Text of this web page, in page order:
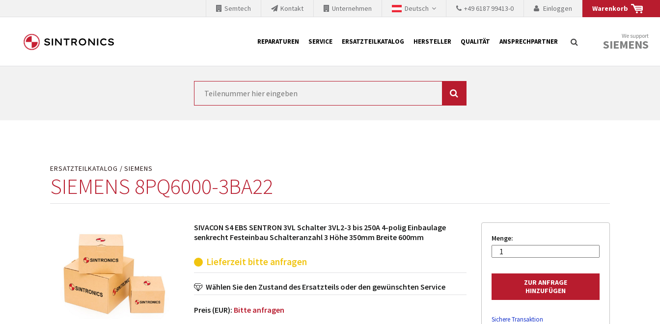
Warenkorb
Einloggen
+49 6187 99413-0
Deutsch
Unternehmen
Kontakt
Semtech
REPARATUREN SERVICE ERSATZTEILKATALOG HERSTELLER QUALITÄT ANSPRECHPARTNER
We support
SIEMENS
Unsere Zusammenarbeit mit Siemens
ERSATZTEILKATALOG SIEMENS
SIEMENS 8PQ6000-3BA22
SIVACON S4 EBS SENTRON 3VL Schalter 3VL2-3 bis 250A 4-polig Einbaulage
senkrecht Festeinbau Schalteranzahl 3 Höhe 350mm Breite 600mm
Lieferzeit bitte anfragen
Wählen Sie den Zustand des Ersatzteils oder den gewünschten Service
Preis (EUR): Bitte anfragen
Menge:
Sichere Transaktion